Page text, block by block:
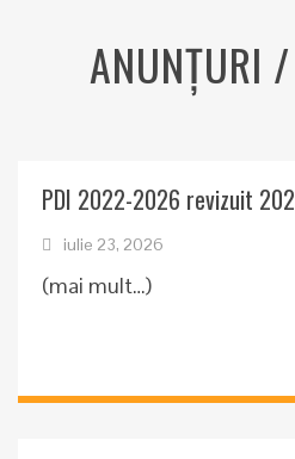
ANUNŢURI
PDI 2022-2026 revizuit
iulie 23, 2026
(mai mult…)